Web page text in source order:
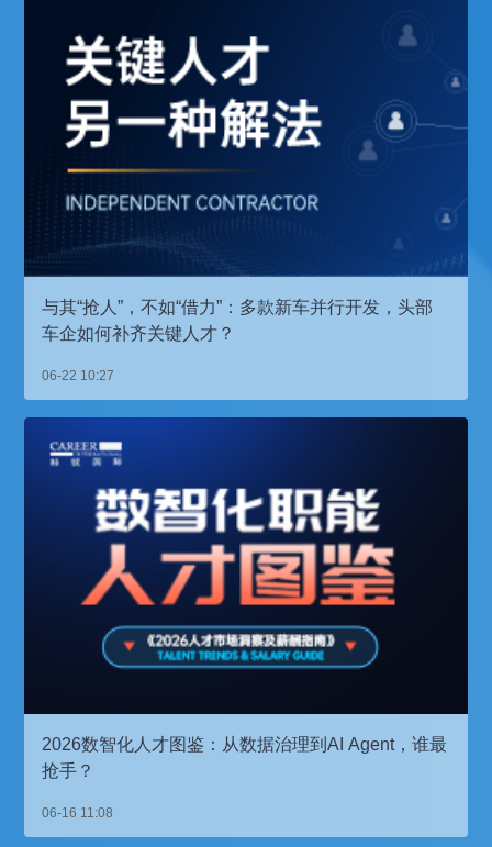
与其“抢人”，不如“借力”：多款新车并行开发，头部
车企如何补齐关键人才？
06-22 10:27
2026数智化人才图鉴：从数据治理到AI Agent，谁最
抢手？
06-16 11:08